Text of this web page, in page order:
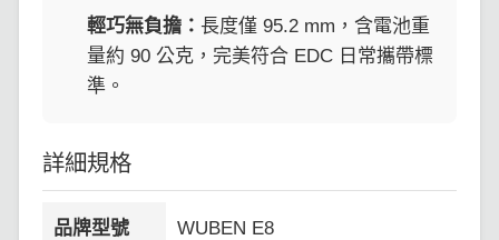
輕巧無負擔： 長度僅 95.2 mm，含電池重
量約 90 公克，完美符合 EDC 日常攜帶標
準。
詳細規格
品牌型號 WUBEN E8